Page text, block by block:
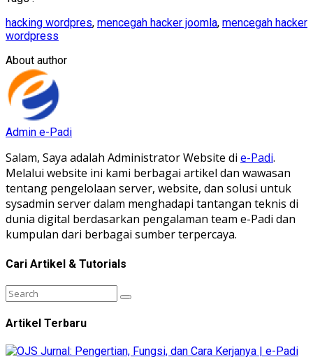
Email
hacking wordpres, mencegah hacker joomla, mencegah hacker
wordpress
About author
Admin e-Padi
Salam, Saya adalah Administrator Website di e-Padi.
Melalui website ini kami berbagai artikel dan wawasan
tentang pengelolaan server, website, dan solusi untuk
sysadmin server dalam menghadapi tantangan teknis di
dunia digital berdasarkan pengalaman team e-Padi dan
kumpulan dari berbagai sumber terpercaya.
Cari Artikel & Tutorials
Artikel Terbaru